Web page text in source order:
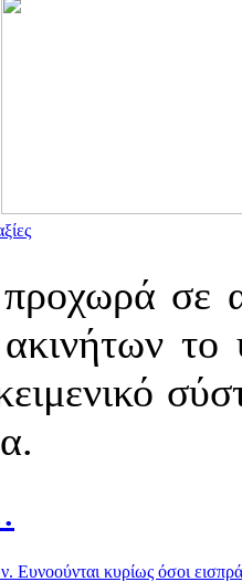
σε
το
Ευνοούνται κυρίως όσοι